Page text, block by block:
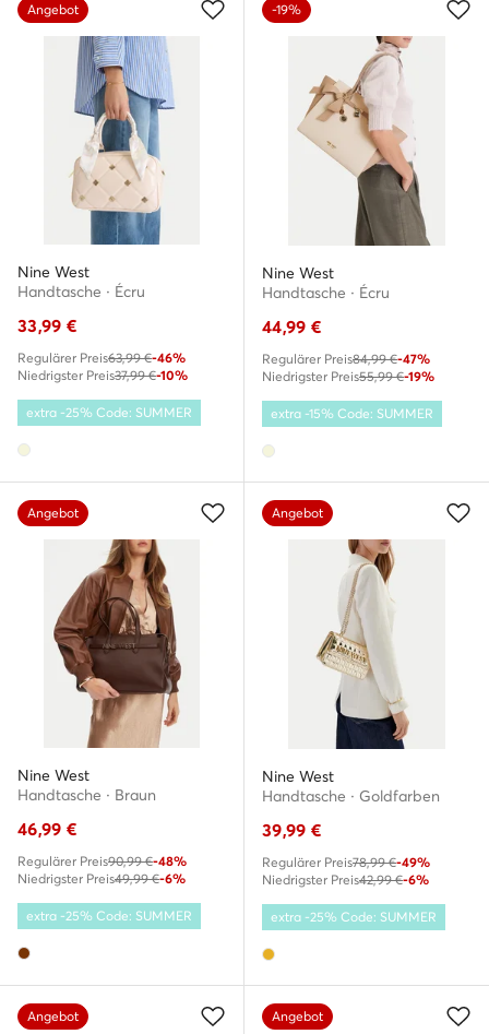
Angebot
Nine West
Handtasche · Écru
33,99 €
Regulärer Preis63,99 €-46%
Niedrigster Preis37,99 €-10%
extra -25% Code: SUMMER
-19%
Nine West
Handtasche · Écru
44,99 €
Regulärer Preis84,99 €-47%
Niedrigster Preis55,99 €-19%
extra -15% Code: SUMMER
Angebot
Nine West
Handtasche · Braun
46,99 €
Regulärer Preis90,99 €-48%
Niedrigster Preis49,99 €-6%
extra -25% Code: SUMMER
Angebot
Nine West
Handtasche · Goldfarben
39,99 €
Regulärer Preis78,99 €-49%
Niedrigster Preis42,99 €-6%
extra -25% Code: SUMMER
Angebot Angebot